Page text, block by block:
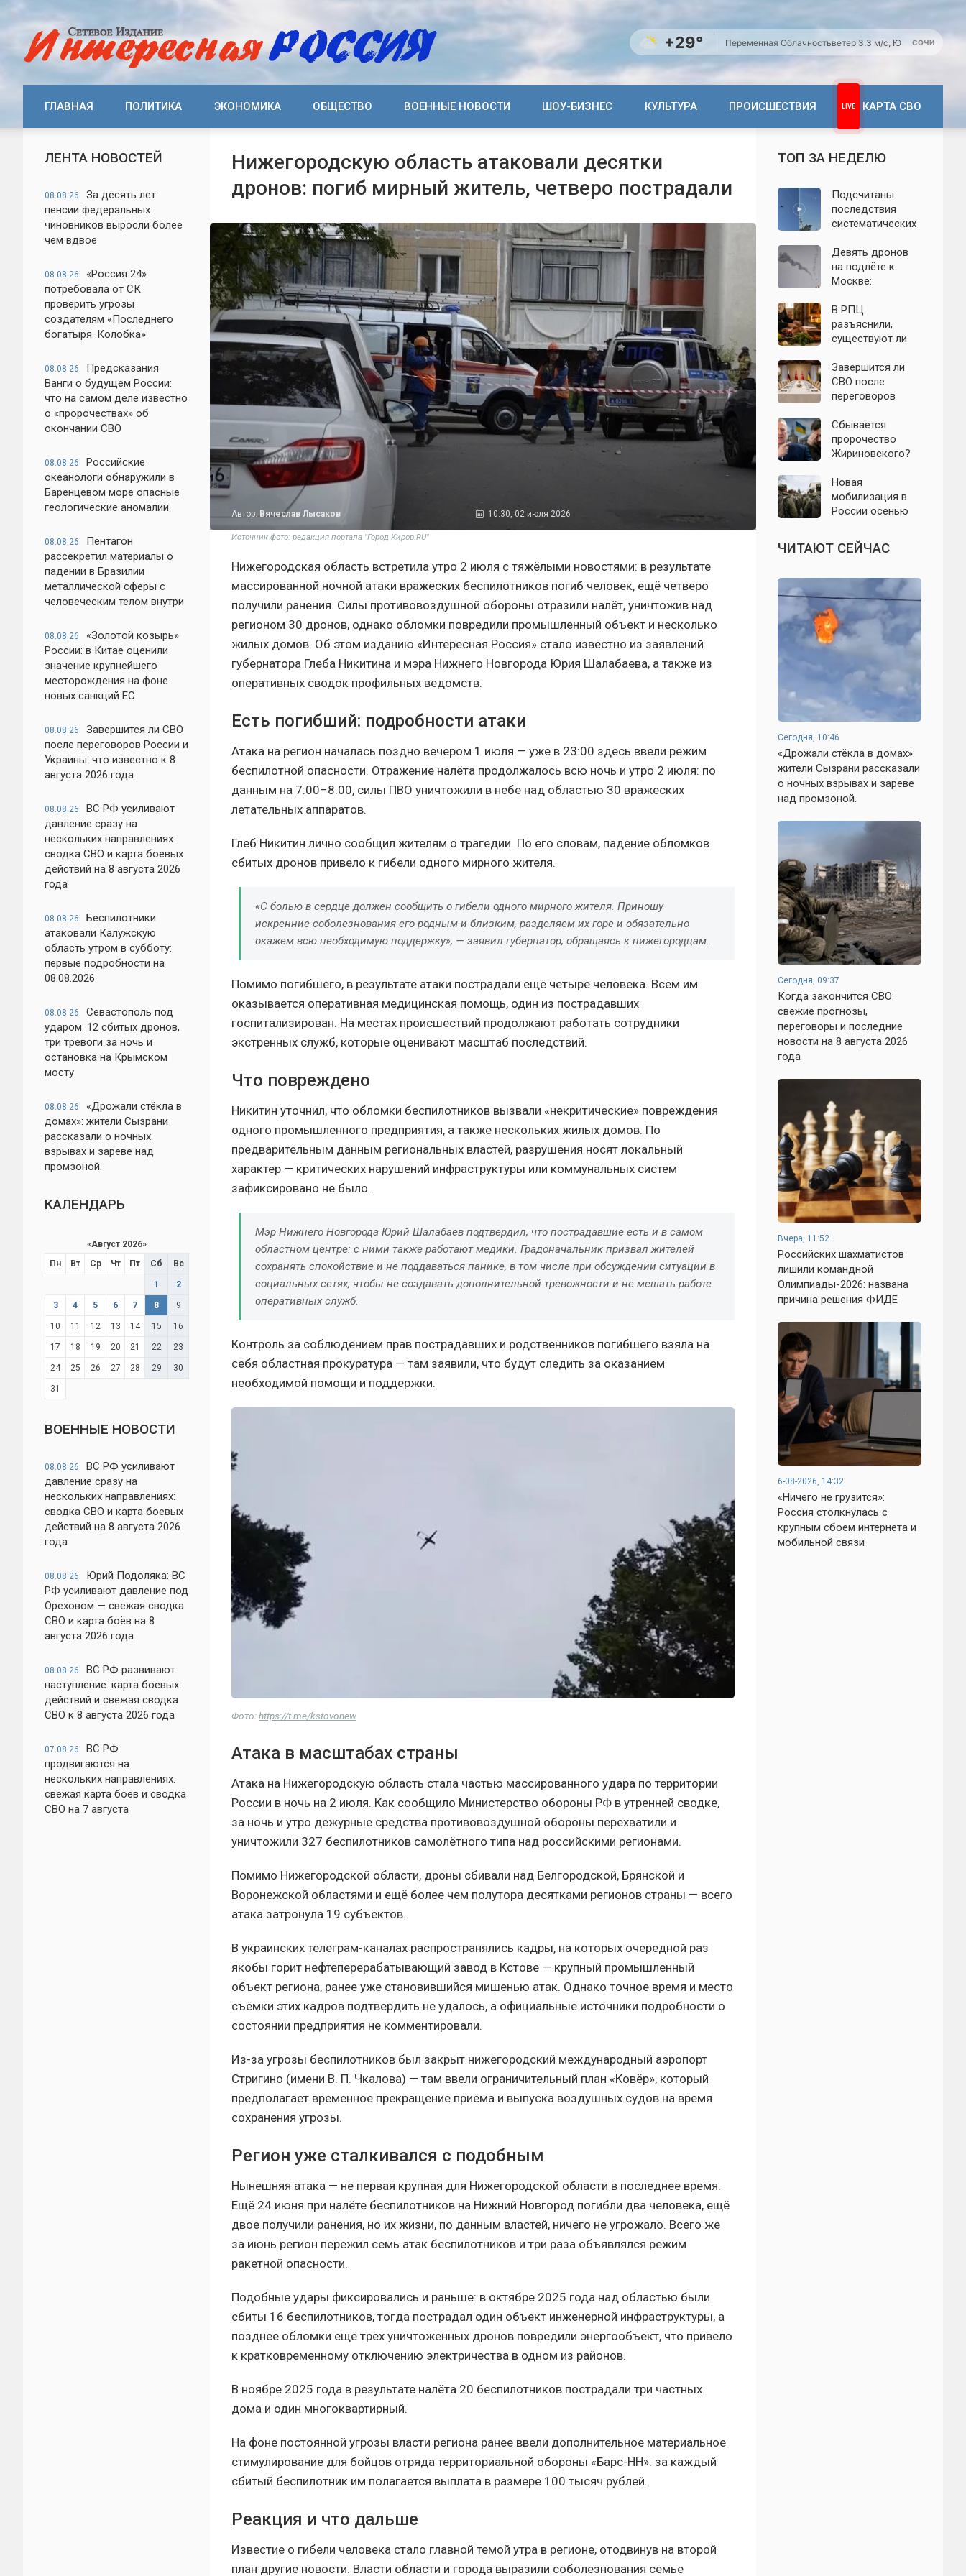
+29° Переменная Облачностьветер 3.3 м/с, Ю СОЧИ
ГЛАВНАЯ ПОЛИТИКА ЭКОНОМИКА ОБЩЕСТВО ВОЕННЫЕ НОВОСТИ ШОУ-БИЗНЕС КУЛЬТУРА ПРОИСШЕСТВИЯ КАРТА СВО
ЛЕНТА НОВОСТЕЙ
08.08.26
За десять лет
пенсии федеральных
чиновников выросли более
чем вдвое
08.08.26
«Россия 24»
потребовала от СК
проверить угрозы
создателям «Последнего
богатыря. Колобка»
08.08.26
Предсказания
Ванги о будущем России:
что на самом деле известно
о «пророчествах» об
окончании СВО
08.08.26
Российские
океанологи обнаружили в
Баренцевом море опасные
геологические аномалии
08.08.26
Пентагон
рассекретил материалы о
падении в Бразилии
металлической сферы с
человеческим телом внутри
08.08.26
«Золотой козырь»
России: в Китае оценили
значение крупнейшего
месторождения на фоне
новых санкций ЕС
08.08.26
Завершится ли СВО
после переговоров России и
Украины: что известно к 8
августа 2026 года
08.08.26
ВС РФ усиливают
давление сразу на
нескольких направлениях:
сводка СВО и карта боевых
действий на 8 августа 2026
года
08.08.26
Беспилотники
атаковали Калужскую
область утром в субботу:
первые подробности на
08.08.2026
08.08.26
Севастополь под
ударом: 12 сбитых дронов,
три тревоги за ночь и
остановка на Крымском
мосту
08.08.26
«Дрожали стёкла в
домах»: жители Сызрани
рассказали о ночных
взрывах и зареве над
промзоной.
КАЛЕНДАРЬ
«Август 2026»
Пн
Вт Ср Чт Пт Сб Вс
1 2
3 4 5 6 7 8 9
10 11 12 13 14 15 16
17 18 19 20 21 22 23
24 25 26 27 28 29 30
31
ВОЕННЫЕ НОВОСТИ
08.08.26
ВС РФ усиливают
давление сразу на
нескольких направлениях:
сводка СВО и карта боевых
действий на 8 августа 2026
года
08.08.26
Юрий Подоляка: ВС
РФ усиливают давление под
Ореховом — свежая сводка
СВО и карта боёв на 8
августа 2026 года
08.08.26
ВС РФ развивают
наступление: карта боевых
действий и свежая сводка
СВО к 8 августа 2026 года
07.08.26
ВС РФ
продвигаются на
нескольких направлениях:
свежая карта боёв и сводка
СВО на 7 августа
Нижегородскую область атаковали десятки
дронов: погиб мирный житель, четверо пострадали
Автор: Вячеслав Лысаков 10:30, 02 июля 2026
Источник фото: редакция портала "Город Киров.RU"
Нижегородская область встретила утро 2 июля с тяжёлыми новостями: в результате
массированной ночной атаки вражеских беспилотников погиб человек, ещё четверо
получили ранения. Силы противовоздушной обороны отразили налёт, уничтожив над
регионом 30 дронов, однако обломки повредили промышленный объект и несколько
жилых домов. Об этом изданию «Интересная Россия» стало известно из заявлений
губернатора Глеба Никитина и мэра Нижнего Новгорода Юрия Шалабаева, а также из
оперативных сводок профильных ведомств.
Есть погибший: подробности атаки
Атака на регион началась поздно вечером 1 июля — уже в 23:00 здесь ввели режим
беспилотной опасности. Отражение налёта продолжалось всю ночь и утро 2 июля: по
данным на 7:00–8:00, силы ПВО уничтожили в небе над областью 30 вражеских
летательных аппаратов.
Глеб Никитин лично сообщил жителям о трагедии. По его словам, падение обломков
сбитых дронов привело к гибели одного мирного жителя.
«С болью в сердце должен сообщить о гибели одного мирного жителя. Приношу
искренние соболезнования его родным и близким, разделяем их горе и обязательно
окажем всю необходимую поддержку», — заявил губернатор, обращаясь к нижегородцам.
Помимо погибшего, в результате атаки пострадали ещё четыре человека. Всем им
оказывается оперативная медицинская помощь, один из пострадавших
госпитализирован. На местах происшествий продолжают работать сотрудники
экстренных служб, которые оценивают масштаб последствий.
Что повреждено
Никитин уточнил, что обломки беспилотников вызвали «некритические» повреждения
одного промышленного предприятия, а также нескольких жилых домов. По
предварительным данным региональных властей, разрушения носят локальный
характер — критических нарушений инфраструктуры или коммунальных систем
зафиксировано не было.
Мэр Нижнего Новгорода Юрий Шалабаев подтвердил, что пострадавшие есть и в самом
областном центре: с ними также работают медики. Градоначальник призвал жителей
сохранять спокойствие и не поддаваться панике, в том числе при обсуждении ситуации в
социальных сетях, чтобы не создавать дополнительной тревожности и не мешать работе
оперативных служб.
Контроль за соблюдением прав пострадавших и родственников погибшего взяла на
себя областная прокуратура — там заявили, что будут следить за оказанием
необходимой помощи и поддержки.
Фото:https://t.me/kstovonew
Атака в масштабах страны
Атака на Нижегородскую область стала частью массированного удара по территории
России в ночь на 2 июля. Как сообщило Министерство обороны РФ в утренней сводке,
за ночь и утро дежурные средства противовоздушной обороны перехватили и
уничтожили 327 беспилотников самолётного типа над российскими регионами.
Помимо Нижегородской области, дроны сбивали над Белгородской, Брянской и
Воронежской областями и ещё более чем полутора десятками регионов страны — всего
атака затронула 19 субъектов.
В украинских телеграм-каналах распространялись кадры, на которых очередной раз
якобы горит нефтеперерабатывающий завод в Кстове — крупный промышленный
объект региона, ранее уже становившийся мишенью атак. Однако точное время и место
съёмки этих кадров подтвердить не удалось, а официальные источники подробности о
состоянии предприятия не комментировали.
Из-за угрозы беспилотников был закрыт нижегородский международный аэропорт
Стригино (имени В. П. Чкалова) — там ввели ограничительный план «Ковёр», который
предполагает временное прекращение приёма и выпуска воздушных судов на время
сохранения угрозы.
Регион уже сталкивался с подобным
Нынешняя атака — не первая крупная для Нижегородской области в последнее время.
Ещё 24 июня при налёте беспилотников на Нижний Новгород погибли два человека, ещё
двое получили ранения, но их жизни, по данным властей, ничего не угрожало. Всего же
за июнь регион пережил семь атак беспилотников и три раза объявлялся режим
ракетной опасности.
Подобные удары фиксировались и раньше: в октябре 2025 года над областью были
сбиты 16 беспилотников, тогда пострадал один объект инженерной инфраструктуры, а
позднее обломки ещё трёх уничтоженных дронов повредили энергообъект, что привело
к кратковременному отключению электричества в одном из районов.
В ноябре 2025 года в результате налёта 20 беспилотников пострадали три частных
дома и один многоквартирный.
На фоне постоянной угрозы власти региона ранее ввели дополнительное материальное
стимулирование для бойцов отряда территориальной обороны «Барс-НН»: за каждый
сбитый беспилотник им полагается выплата в размере 100 тысяч рублей.
Реакция и что дальше
Известие о гибели человека стало главной темой утра в регионе, отодвинув на второй
план другие новости. Власти области и города выразили соболезнования семье
ТОП ЗА НЕДЕЛЮ
Подсчитаны
последствия
систематических
Ленинградскую
область: что
известно к 7
Девять дронов
на подлёте к
Москве:
ночной атаки
БПЛА 8 августа
В РПЦ
разъяснили,
существуют ли
которые
православным
нельзя есть даже
Завершится ли
СВО после
переговоров
Украины: что
известно к 8
августа 2026 года
Сбывается
пророчество
Жириновского?
Зеленский вновь
отказался от
выборов на
Новая
мобилизация в
России осенью
известно на 8
августа
ЧИТАЮТ СЕЙЧАС
Сегодня, 10:46
«Дрожали стёкла в домах»:
жители Сызрани рассказали
о ночных взрывах и зареве
над промзоной.
Сегодня, 09:37
Когда закончится СВО:
свежие прогнозы,
переговоры и последние
новости на 8 августа 2026
года
Вчера, 11:52
Российских шахматистов
лишили командной
Олимпиады-2026: названа
причина решения ФИДЕ
6-08-2026, 14:32
«Ничего не грузится»:
Россия столкнулась с
крупным сбоем интернета и
мобильной связи